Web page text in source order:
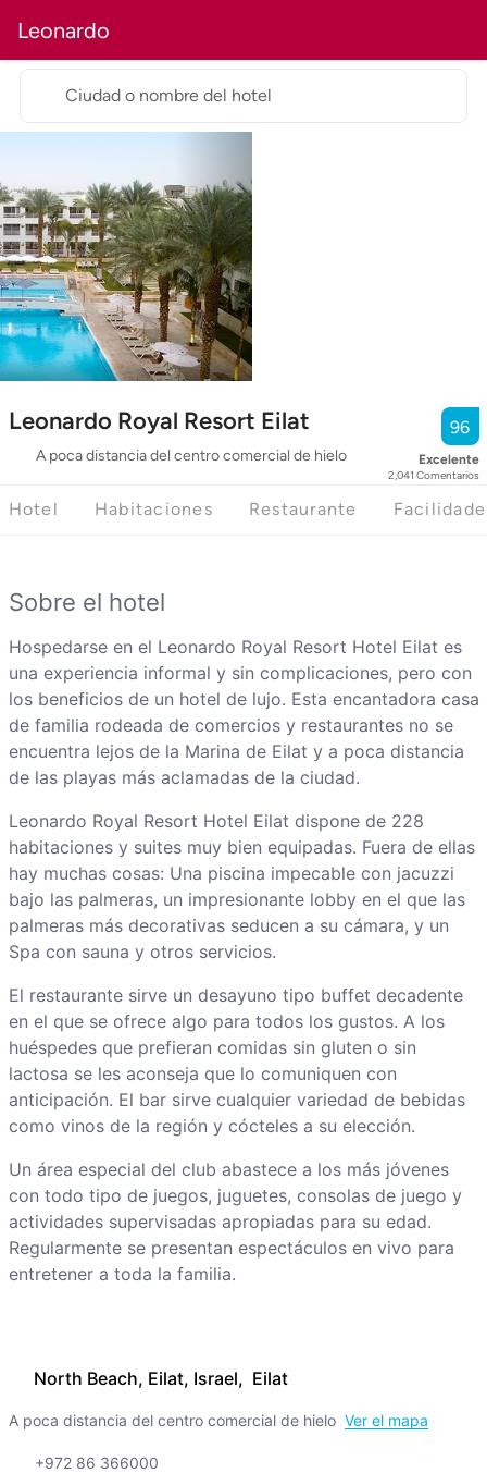
Leonardo
Leonardo Royal Resort Eilat
A poca distancia del centro comercial de hielo
96
Excelente
2,041 Comentarios
Ciudad o nombre del hotel
Hotel Habitaciones Restaurante
North Beach, Eilat, Israel, Eilat
A poca distancia del centro comercial de hielo Ver el mapa
+972 86 366000
Sobre el hotel
Hospedarse en el Leonardo Royal Resort Hotel Eilat es
una experiencia informal y sin complicaciones, pero con
los beneficios de un hotel de lujo. Esta encantadora casa
de familia rodeada de comercios y restaurantes no se
encuentra lejos de la Marina de Eilat y a poca distancia
de las playas más aclamadas de la ciudad.
Leonardo Royal Resort Hotel Eilat dispone de 228
habitaciones y suites muy bien equipadas. Fuera de ellas
hay muchas cosas: Una piscina impecable con jacuzzi
bajo las palmeras, un impresionante lobby en el que las
palmeras más decorativas seducen a su cámara, y un
Spa con sauna y otros servicios.
El restaurante sirve un desayuno tipo buffet decadente
en el que se ofrece algo para todos los gustos. A los
huéspedes que prefieran comidas sin gluten o sin
lactosa se les aconseja que lo comuniquen con
anticipación. El bar sirve cualquier variedad de bebidas
como vinos de la región y cócteles a su elección.
Un área especial del club abastece a los más jóvenes
con todo tipo de juegos, juguetes, consolas de juego y
actividades supervisadas apropiadas para su edad.
Regularmente se presentan espectáculos en vivo para
entretener a toda la familia.